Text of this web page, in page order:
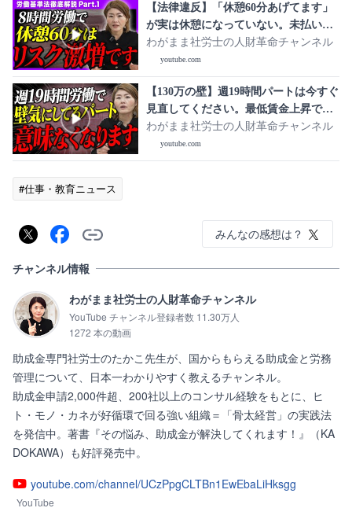
【法律違反】「休憩60分あげてます」
が実は休憩になっていない。未払い賃
金が発生する会社の共通点
わがまま社労士の人財革命チャンネル
youtube.com
【130万の壁】週19時間パートは今すぐ
見直してください。最低賃金上昇で起
きる「働き損」の真実
わがまま社労士の人財革命チャンネル
youtube.com
#仕事・教育ニュース
みんなの感想は？
チャンネル情報
わがまま社労士の人財革命チャンネル
YouTube チャンネル登録者数 11.30万人
1272 本の動画
助成金専門社労士のたかこ先生が、国からもらえる助成金と労務
管理について、日本一わかりやすく教えるチャンネル。
助成金申請2,000件超、200社以上のコンサル経験をもとに、ヒ
ト・モノ・カネが好循環で回る強い組織＝「骨太経営」の実践法
を発信中。著書『その悩み、助成金が解決してくれます！』（KA
DOKAWA）も好評発売中。
youtube.com/channel/UCzPpgCLTBn1EwEbaLiHksgg
YouTube